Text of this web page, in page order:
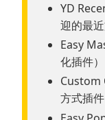
YD
迎的最近
Easy
化插件）
Custom
方式插件